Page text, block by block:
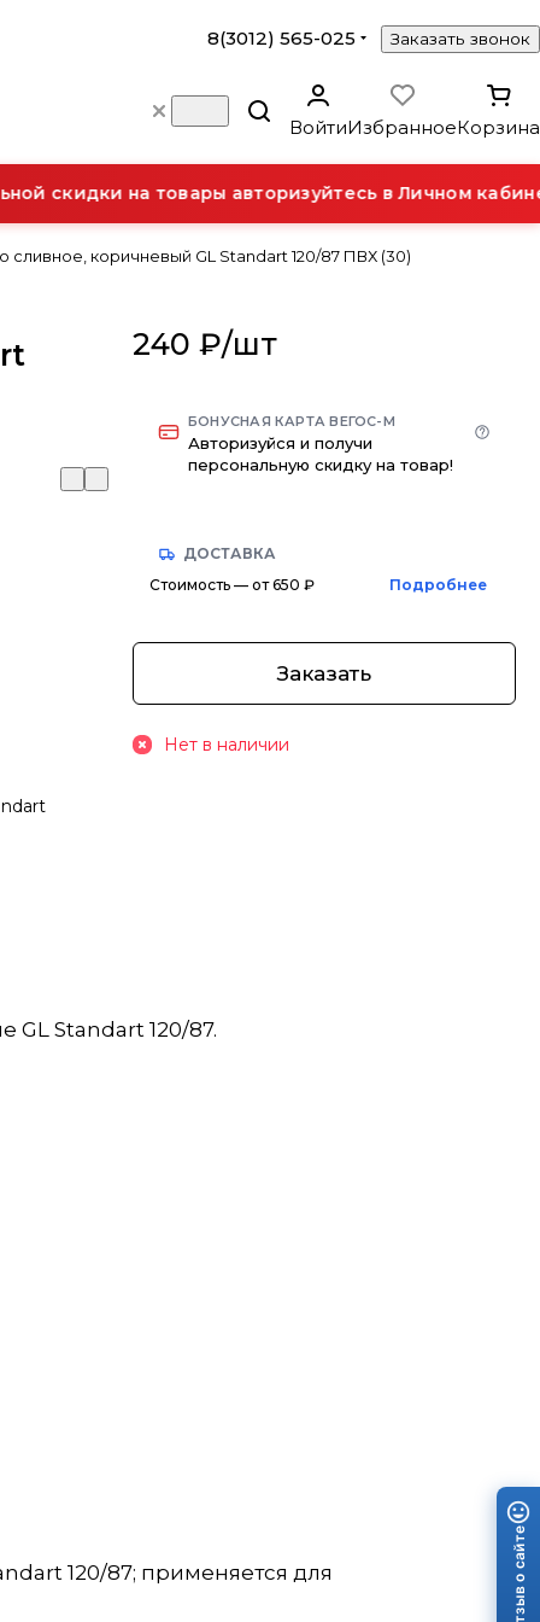
8(3012) 565-025 Заказать звонок
ВойтиИзбранноеКорзина
скидки на товары авторизуйтесь в Личном
сливное, коричневый GL Standart 120/87 ПВХ (30)
240 ₽/шт
БОНУСНАЯ КАРТА ВЕГОС-М
Авторизуйся и получи
персональную скидку на товар!
ДОСТАВКА
Стоимость — от 650 ₽
Подробнее
Заказать
Нет в наличии
GL Standart 120/87.
120/87; применяется для Отзыв о сайте